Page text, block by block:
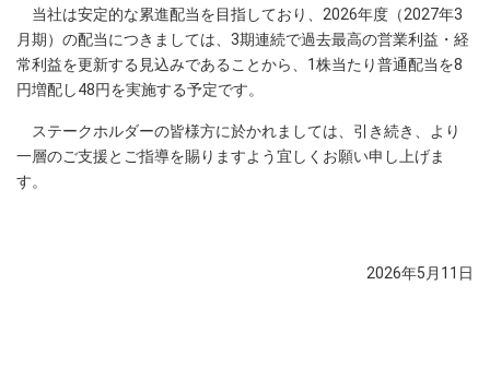
当社は安定的な累進配当を目指しており、2026年度（2027年3
月期）の配当につきましては、3期連続で過去最高の営業利益・経
常利益を更新する見込みであることから、1株当たり普通配当を8
円増配し48円を実施する予定です。
ステークホルダーの皆様方に於かれましては、引き続き、より
一層のご支援とご指導を賜りますよう宜しくお願い申し上げま
す。
2026年5月11日